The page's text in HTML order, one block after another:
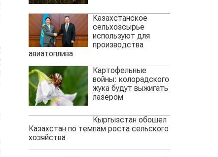
Казахстанское
сельхозсырье
используют для
производства
авиатоплива
Картофельные
войны: колорадского
жука будут выжигать
лазером
Кыргызстан обошел
Казахстан по темпам роста сельского
хозяйства